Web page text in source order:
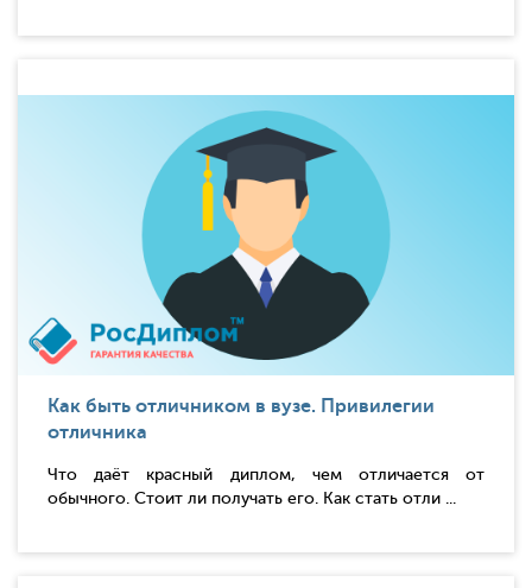
Как быть отличником в вузе. Привилегии
отличника
Что даёт красный диплом, чем отличается от
обычного. Стоит ли получать его. Как стать отли ...